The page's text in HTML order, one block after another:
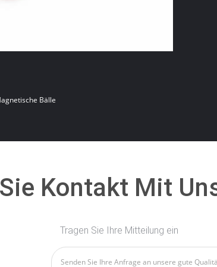
Bälle
Kontakt Mit
Tragen Sie Ihre Mitteilung ein